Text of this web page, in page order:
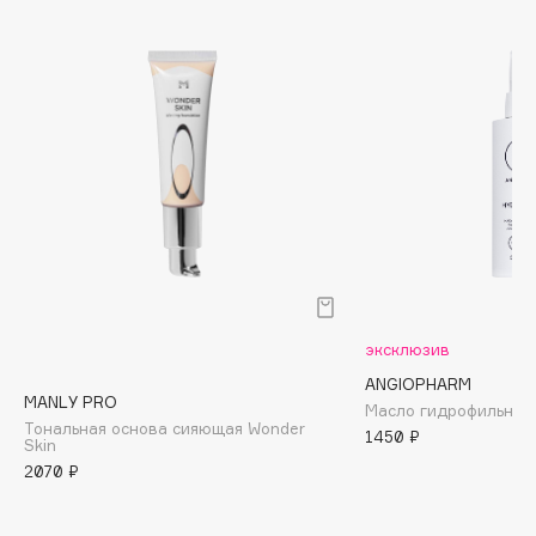
Boadicea The Victorious
Bvlgari
by TERRY
BY WISHTREND
MANLY PRO
Тональная основа сияющая Wonder
Skin
2070 ₽
эксклюзив
ANGIOPHARM
Масло гидрофильное
1450 ₽